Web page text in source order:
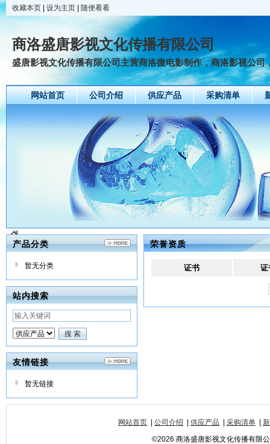
收藏本页 设为主页 随便看看
商洛盛唐影视文化传播有限公司
盛唐影视文化传播有限公司主营商洛微电影制作，商洛影视公司
网站首页 公司介绍 供应产品 采购清单
产品分类
暂无分类
站内搜索
友情链接
暂无链接
荣誉资质
证书 证
网站首页 公司介绍 供应产品 采购清单
©2026 商洛盛唐影视文化传播有限